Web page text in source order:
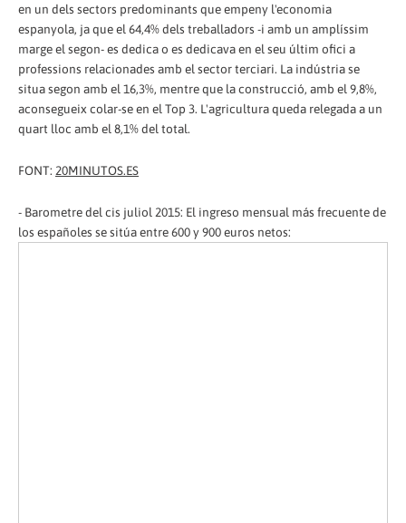
en un dels sectors predominants que empeny l'economia
espanyola, ja que el 64,4% dels treballadors -i amb un amplíssim
marge el segon- es dedica o es dedicava en el seu últim ofici a
professions relacionades amb el sector terciari. La indústria se
situa segon amb el 16,3%, mentre que la construcció, amb el 9,8%,
aconsegueix colar-se en el Top 3. L'agricultura queda relegada a un
quart lloc amb el 8,1% del total.
FONT: 20MINUTOS.ES
- Barometre del cis juliol 2015: El ingreso mensual más frecuente de
los españoles se sitúa entre 600 y 900 euros netos: